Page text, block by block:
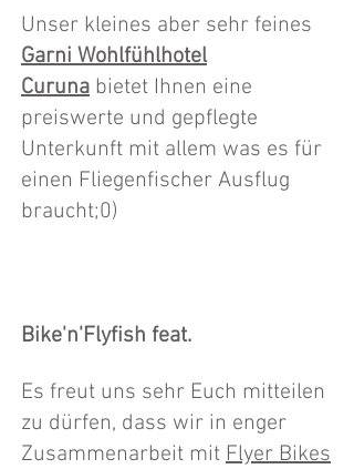
Unser kleines aber sehr feines
Garni Wohlfühlhotel
Curuna bietet Ihnen eine
preiswerte und gepflegte
Unterkunft mit allem was es für
einen Fliegenfischer Ausflug
braucht;0)
Bike'n'Flyfish feat.
Es freut uns sehr Euch mitteilen
zu dürfen, dass wir in enger
Zusammenarbeit mit Flyer Bikes